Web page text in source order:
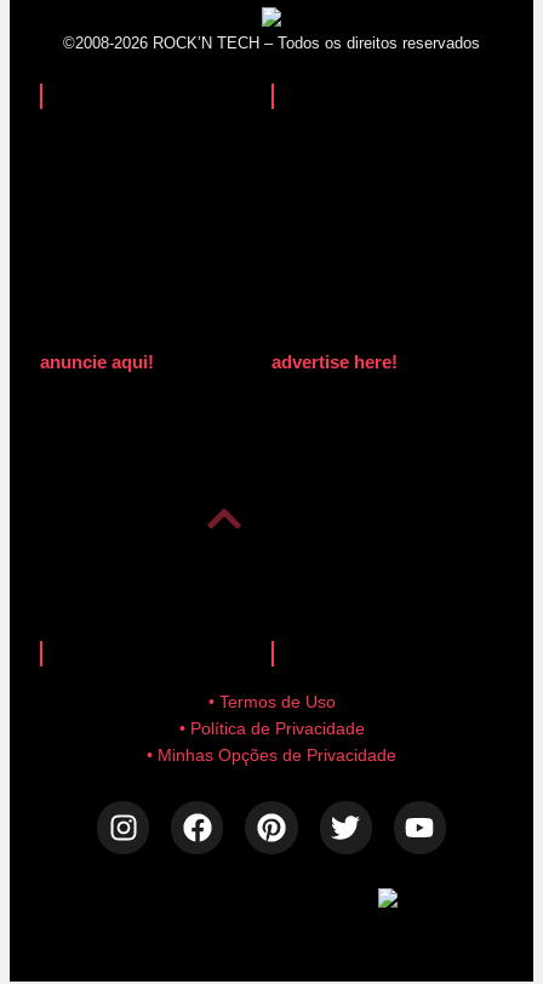
©2008-2026 ROCK’N TECH – Todos os direitos reservados
anuncie aqui! advertise here!
• Termos de Uso
• Política de Privacidade
• Minhas Opções de Privacidade